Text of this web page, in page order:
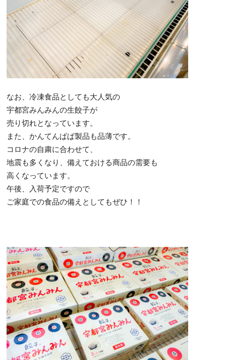
なお、冷凍食品としても大人気の
宇都宮みんみんの生餃子が
売り切れとなっています。
また、かんてんぱぱ製品も品薄です。
コロナの自粛に合わせて、
地震も多くなり、備えておける商品の需要も
高くなっています。
午後、入荷予定ですので
ご家庭での食品の備えとしてもぜひ！！